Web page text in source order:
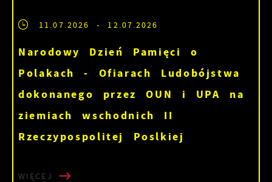
11.07.2026 - 12.07.2026
Narodowy Dzień Pamięci o
Polakach - Ofiarach Ludobójstwa
dokonanego przez OUN i UPA na
ziemiach wschodnich II
Rzeczypospolitej Poslkiej
WIĘCEJ